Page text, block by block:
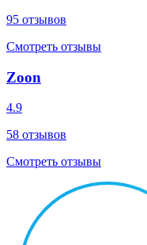
95 отзывов
Смотреть отзывы
Zoon
4.9
58 отзывов
Смотреть отзывы